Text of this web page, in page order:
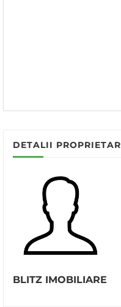
DETALII PROPRIETAR
BLITZ IMOBILIARE